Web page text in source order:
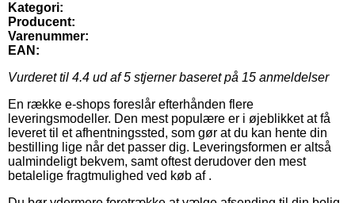
Kategori:
Producent:
Varenummer:
EAN:
Vurderet til 4.4 ud af 5 stjerner baseret på 15 anmeldelser
En række e-shops foreslår efterhånden flere
leveringsmodeller. Den mest populære er i øjeblikket at få
leveret til et afhentningssted, som gør at du kan hente din
bestilling lige når det passer dig. Leveringsformen er altså
ualmindeligt bekvem, samt oftest derudover den mest
betalelige fragtmulighed ved køb af .